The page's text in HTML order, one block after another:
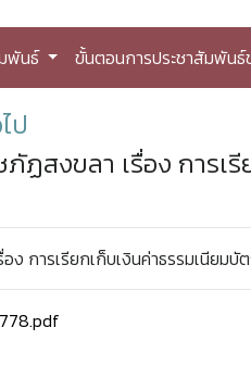
พันธ์ ขั้นตอนการประชาสัมพันธ์
ป
ฏสงขลา เรื่อง การเ
ง การเรียกเก็บเงินค่าธรรมเนียมบั